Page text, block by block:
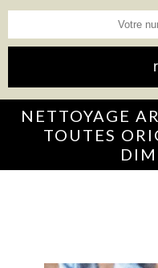
NETTOYAGE
TOUTES